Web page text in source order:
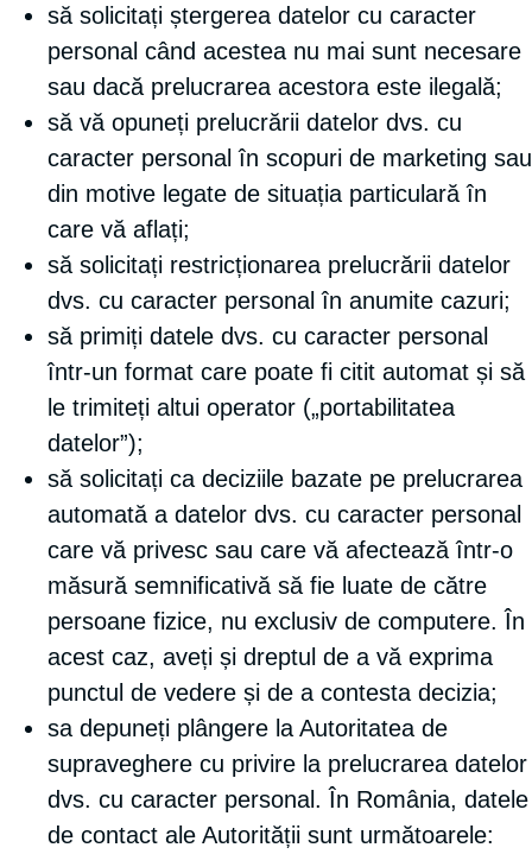
să solicitați ștergerea datelor cu caracter
personal când acestea nu mai sunt necesare
sau dacă prelucrarea acestora este ilegală;
să vă opuneți prelucrării datelor dvs. cu
caracter personal în scopuri de marketing sau
din motive legate de situația particulară în
care vă aflați;
să solicitați restricționarea prelucrării datelor
dvs. cu caracter personal în anumite cazuri;
să primiți datele dvs. cu caracter personal
într-un format care poate fi citit automat și să
le trimiteți altui operator („portabilitatea
datelor”);
să solicitați ca deciziile bazate pe prelucrarea
automată a datelor dvs. cu caracter personal
care vă privesc sau care vă afectează într-o
măsură semnificativă să fie luate de către
persoane fizice, nu exclusiv de computere. În
acest caz, aveți și dreptul de a vă exprima
punctul de vedere și de a contesta decizia;
sa depuneți plângere la Autoritatea de
supraveghere cu privire la prelucrarea datelor
dvs. cu caracter personal. În România, datele
de contact ale Autorității sunt următoarele: